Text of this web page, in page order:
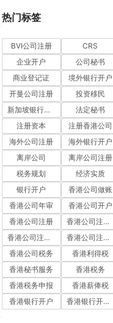
热门标签
BVI公司注册 CRS
企业开户
公司秘书
商业登记证
境外银行开户
开曼公司注册
投资移民
新加坡银行开户
法定秘书
注册资本
注册香港公司
海外公司注册
海外银行开户
离岸公司
离岸公司注册
税务规划
经济实质
银行开户
香港公司做账
香港公司年审
香港公司开户
香港公司注册
香港公司注册代办
香港公司注册流程
香港公司注册费用
香港公司税务
香港利得税
香港秘书服务
香港税务
香港税务申报
香港薪俸税
香港银行开户
香港银行开户流程